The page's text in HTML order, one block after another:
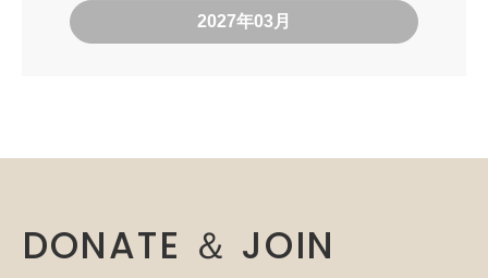
2027年03月
DONATE ＆ JOIN